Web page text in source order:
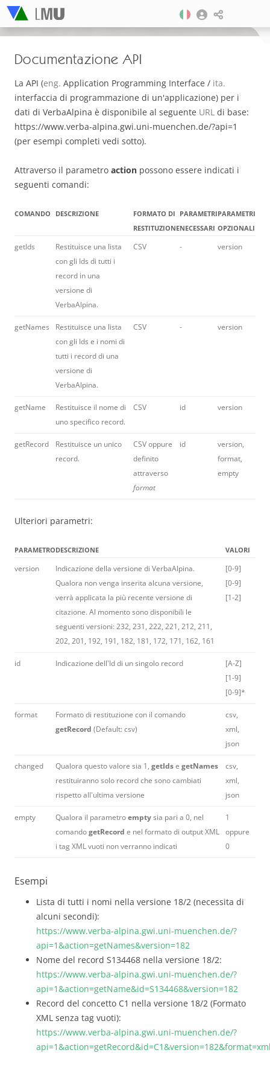
Documentazione API
La API (eng. Application Programming Interface / ita.
interfaccia di programmazione di un'applicazione) per i
dati di VerbaAlpina è disponibile al seguente URL di base:
https://www.verba-alpina.gwi.uni-muenchen.de/?api=1
(per esempi completi vedi sotto).
Attraverso il parametro action possono essere indicati i
seguenti comandi:
COMANDO DESCRIZIONE
FORMATO DI
RESTITUZIONE
PARAMETRI
NECESSARI
PARAMETRI
OPZIONALI
getIds
Restituisce una lista
con gli Ids di tutti i
record in una
versione di
VerbaAlpina.
CSV - version
getNames
Restituisce una lista
con gli Ids e i nomi di
tutti i record di una
versione di
VerbaAlpina.
CSV - version
getName
Restituisce il nome di
uno specifico record.
CSV id version
getRecord
Restituisce un unico
record.
CSV oppure
definito
attraverso
format
id
version,
format,
empty
Ulteriori parametri:
PARAMETRODESCRIZIONE VALORI
version
Indicazione della versione di VerbaAlpina.
Qualora non venga inserita alcuna versione,
verrà applicata la più recente versione di
citazione. Al momento sono disponibili le
seguenti versioni: 232, 231, 222, 221, 212, 211,
202, 201, 192, 191, 182, 181, 172, 171, 162, 161
[0-9]
[0-9]
[1-2]
id Indicazione dell'Id di un singolo record
[A-Z]
[1-9]
[0-9]*
format
Formato di restituzione con il comando
getRecord (Default: csv)
csv,
xml,
json
changed Qualora questo valore sia 1, getIdse getNames
restituiranno solo record che sono cambiati
rispetto all'ultima versione
csv,
xml,
json
empty Qualora il parametroemptysia pari a 0, nel
comandogetRecord e nel formato di output XML
i tag XML vuoti non verranno indicati
1
oppure
0
Esempi
Lista di tutti i nomi nella versione 18/2 (necessita di
alcuni secondi):
https://www.verba-alpina.gwi.uni-muenchen.de/?
api=1&action=getNames&version=182
Nome del record S134468 nella versione 18/2:
https://www.verba-alpina.gwi.uni-muenchen.de/?
api=1&action=getName&id=S134468&version=182
Record del concetto C1 nella versione 18/2 (Formato
XML senza tag vuoti):
https://www.verba-alpina.gwi.uni-muenchen.de/?